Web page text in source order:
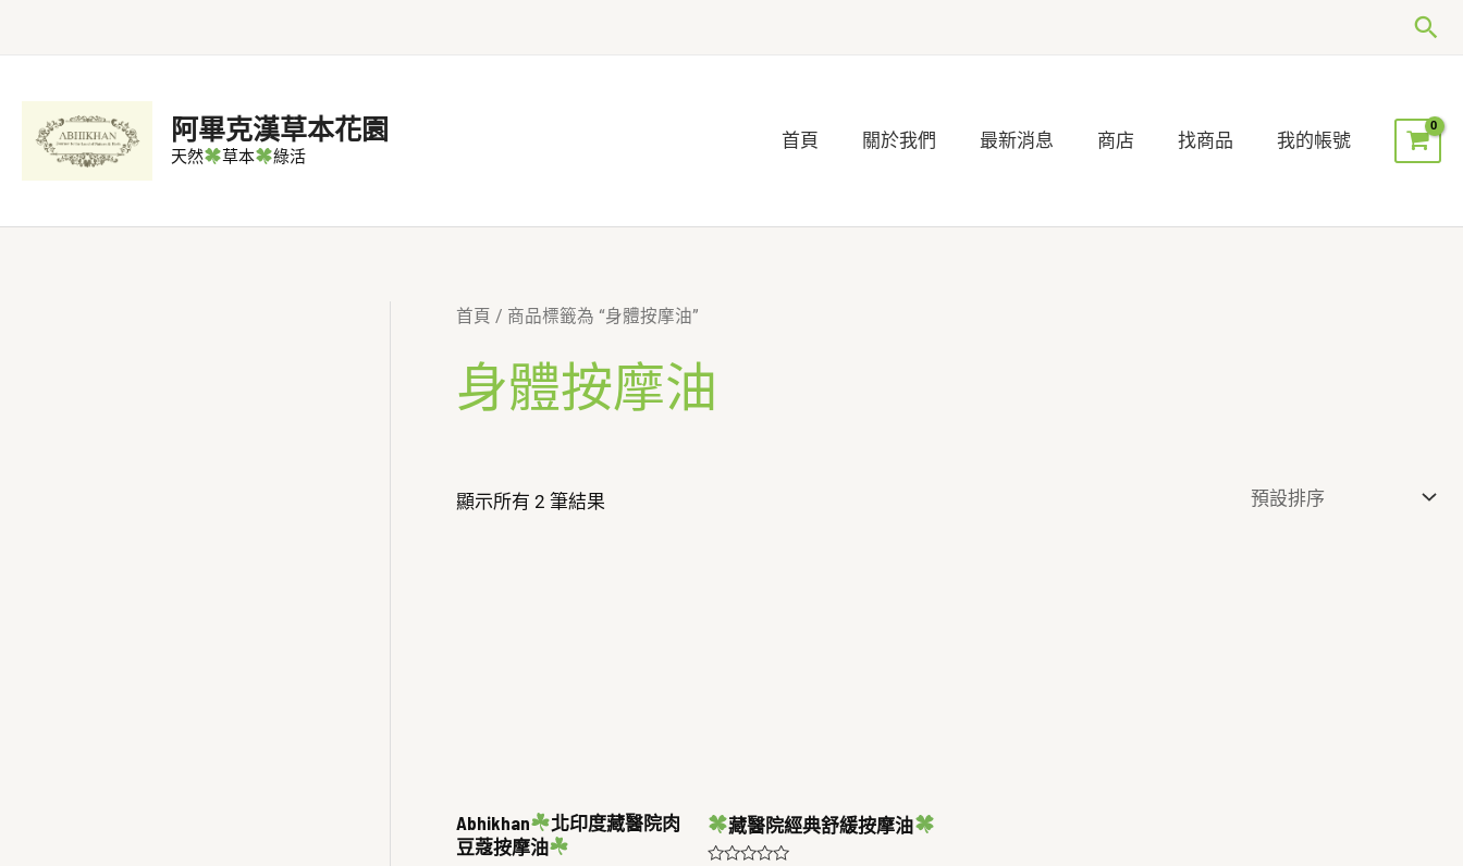
搜
阿畢克漢草本花園
天然 草本 綠活
首頁 關於我們 最新消息 商店 找商品 我的帳號
首頁 / 商品標籤為 “身體按摩油”
身體按摩油
顯示所有 2 筆結果
Abhikhan
北印度藏醫院肉
豆蔻按摩油
藏醫院經典舒緩按摩油